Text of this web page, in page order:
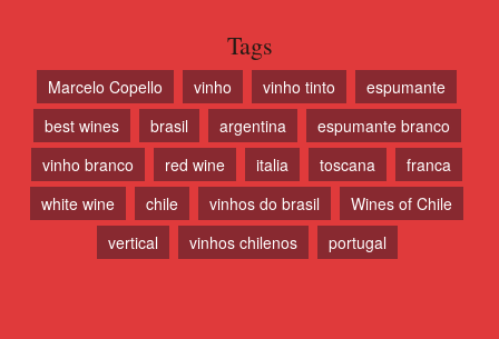
Tags
Marcelo Copello vinho vinho tinto
espumante
best wines
brasil argentina
espumante branco
vinho branco
red wine italia toscana
franca
white wine
chile vinhos do brasil
Wines of Chile
vertical
vinhos chilenos portugal